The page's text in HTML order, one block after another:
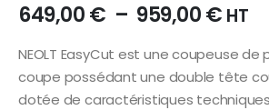
649,00€ – 959,00€ HT
NEOLT EasyCut est une coupeuse de
coupe possédant une double tête
dotée de caractéristiques